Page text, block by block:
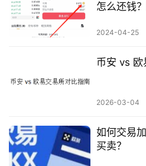
怎么还钱
2024-04-25
币安 vs 欧
2026-03-04
如何交易
买卖？